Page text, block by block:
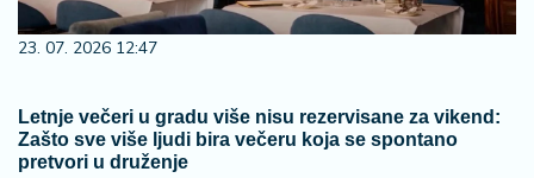
23. 07. 2026 12:47
Letnje večeri u gradu više nisu rezervisane za vikend:
Zašto sve više ljudi bira večeru koja se spontano
pretvori u druženje